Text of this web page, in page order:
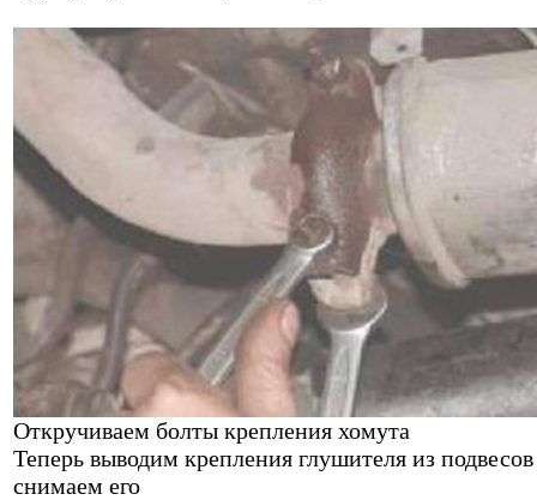
Откручиваем болты крепления хомута
Теперь выводим крепления глушителя из
снимаем его